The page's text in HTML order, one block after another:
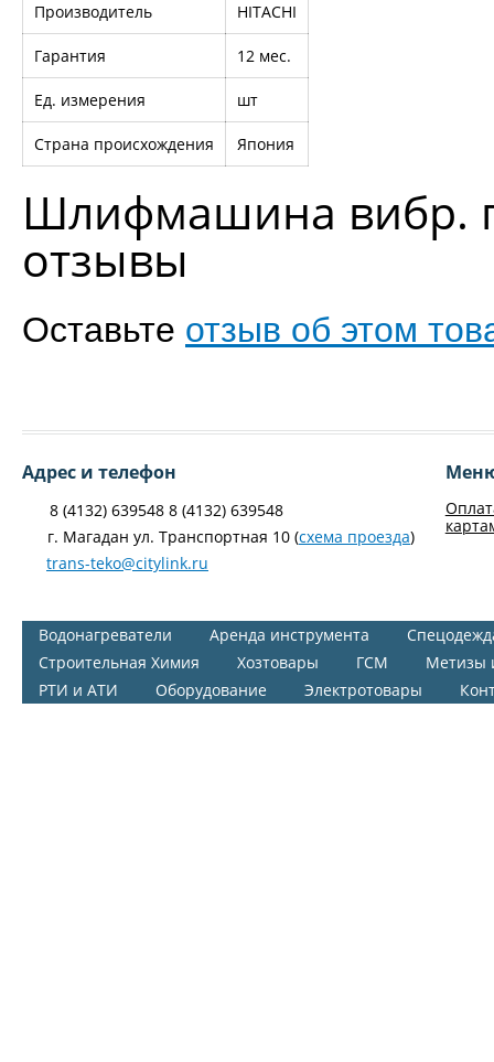
Производитель HITACHI
Гарантия 12 мес.
Ед. измерения шт
Страна происхождения Япония
Шлифмашина вибр.
отзывы
Оставьте отзыв об этом
Адрес и телефон
8 (4132) 639548 8 (4132) 639548
г. Магадан ул. Транспортная 10 (схема проезда)
trans-teko@citylink.ru
Водонагреватели Аренда инструмента
Строительная Химия
Хозтовары ГСМ
Метизы
РТИ и АТИ
Оборудование Электротовары